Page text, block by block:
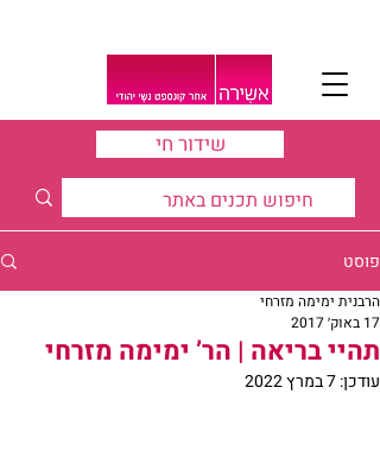
שידור חי
פוסט
תהיי בריאה | הר’ ימימה מזרחי
הרבנית ימימה מזרחי
17 באוק׳ 2017
עודכן:7 במרץ 2022